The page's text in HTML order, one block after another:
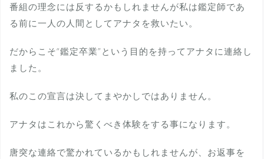
番組の理念には反するかもしれませんが私は鑑定師であ
る前に一人の人間としてアナタを救いたい。
だからこそ“鑑定卒業”という目的を持ってアナタに連絡し
ました。
私のこの宣言は決してまやかしではありません。
アナタはこれから驚くべき体験をする事になります。
唐突な連絡で驚かれているかもしれませんが、お返事を